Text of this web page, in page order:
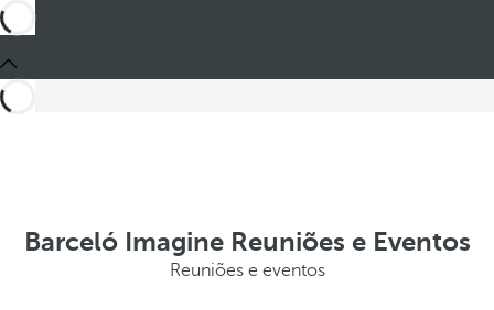
Barceló Imagine Reuniões e Eventos
Reuniões e eventos